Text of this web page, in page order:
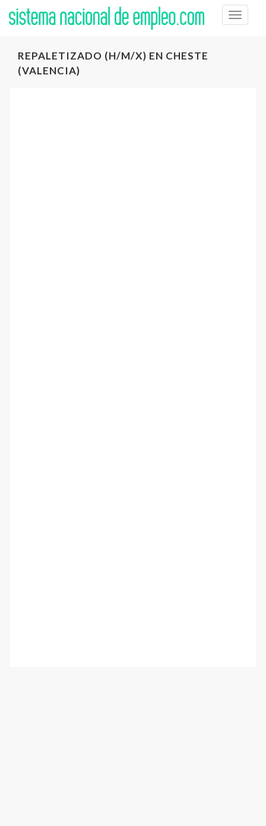
Toggle
REPALETIZADO (H/M/X) EN CHESTE
(VALENCIA)